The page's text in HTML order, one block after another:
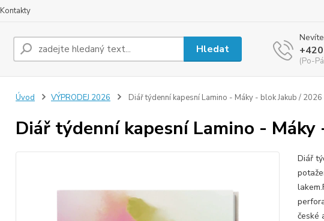
Kontakty
Hledat
(Po-
Úvod VÝPRODEJ 2026 Diář týdenní kapesní Lamino - Máky - blok Jakub / 2026
Diář týdenní kapesní Lamino - Máky
Diář
české